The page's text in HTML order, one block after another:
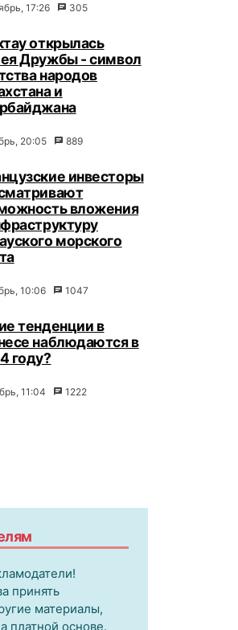
17:26 305
открылась
Дружбы - символ
народов
и
20:05 889
инвесторы
вложения
морского
10:06 1047
тенденции в
наблюдаются в
году?
11:04 1222
принять
материалы,
платной основе.